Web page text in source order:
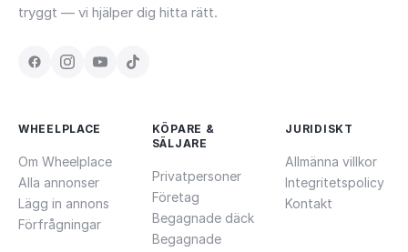
tryggt — vi hjälper dig hitta rätt.
WHEELPLACE
Om Wheelplace
Alla annonser
Lägg in annons
Förfrågningar
KÖPARE &
SÄLJARE
Privatpersoner
Företag
Begagnade däck
Begagnade
JURIDISKT
Allmänna villkor
Integritetspolicy
Kontakt